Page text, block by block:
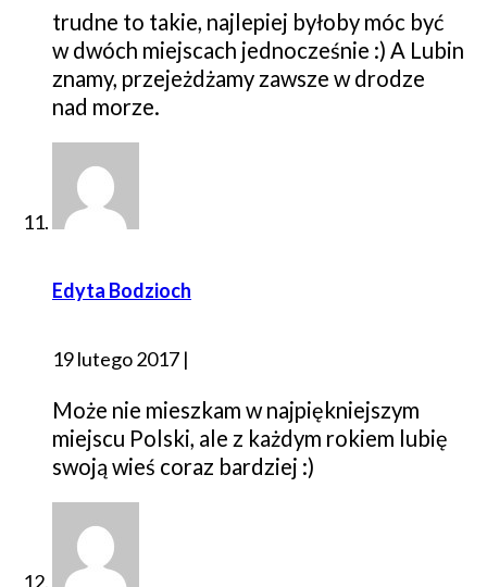
trudne to takie, najlepiej byłoby móc być
w dwóch miejscach jednocześnie :) A Lubin
znamy, przejeżdżamy zawsze w drodze
nad morze.
Edyta Bodzioch
19 lutego 2017 |
Może nie mieszkam w najpiękniejszym
miejscu Polski, ale z każdym rokiem lubię
swoją wieś coraz bardziej :)